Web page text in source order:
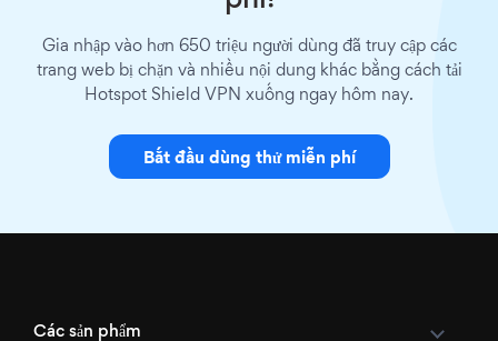
Gia nhập vào hơn 650 triệu người dùng đã truy cập các
trang web bị chặn và nhiều nội dung khác bằng cách tải
Hotspot Shield VPN xuống ngay hôm nay.
Bắt đầu dùng thử miễn phí
Các sản phẩm